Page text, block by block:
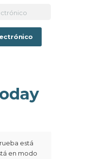
está
en modo